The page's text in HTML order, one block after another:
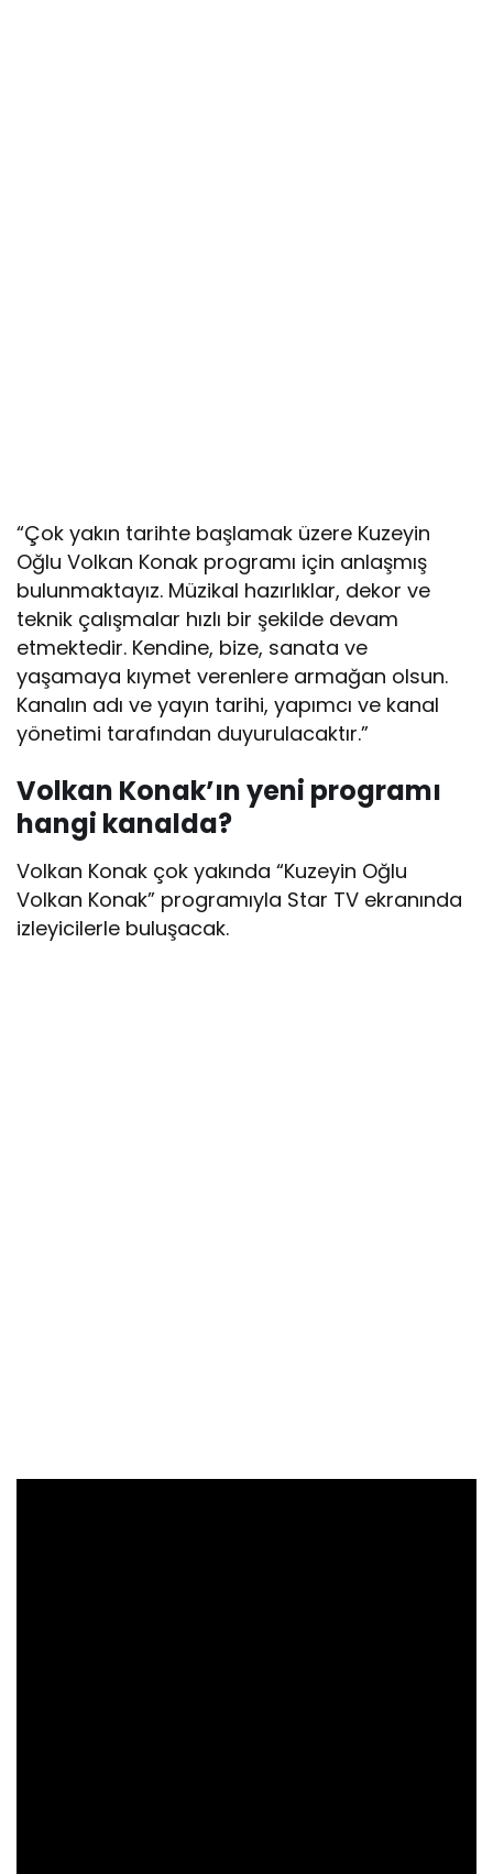
“Çok yakın tarihte başlamak üzere Kuzeyin
Oğlu Volkan Konak programı için anlaşmış
bulunmaktayız. Müzikal hazırlıklar, dekor ve
teknik çalışmalar hızlı bir şekilde devam
etmektedir. Kendine, bize, sanata ve
yaşamaya kıymet verenlere armağan olsun.
Kanalın adı ve yayın tarihi, yapımcı ve kanal
yönetimi tarafından duyurulacaktır.”
Volkan Konak’ın yeni programı
hangi kanalda?
Volkan Konak çok yakında “Kuzeyin Oğlu
Volkan Konak” programıyla Star TV ekranında
izleyicilerle buluşacak.